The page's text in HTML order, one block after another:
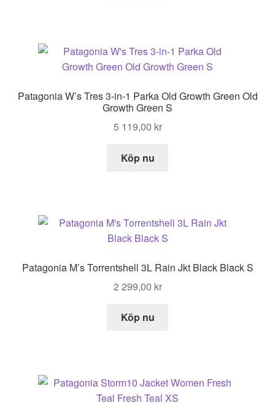
Patagonia W’s Tres 3-in-1 Parka Old Growth Green Old
Growth Green S
5 119,00 kr
Köp nu
Patagonia M’s Torrentshell 3L Rain Jkt Black Black S
2 299,00 kr
Köp nu